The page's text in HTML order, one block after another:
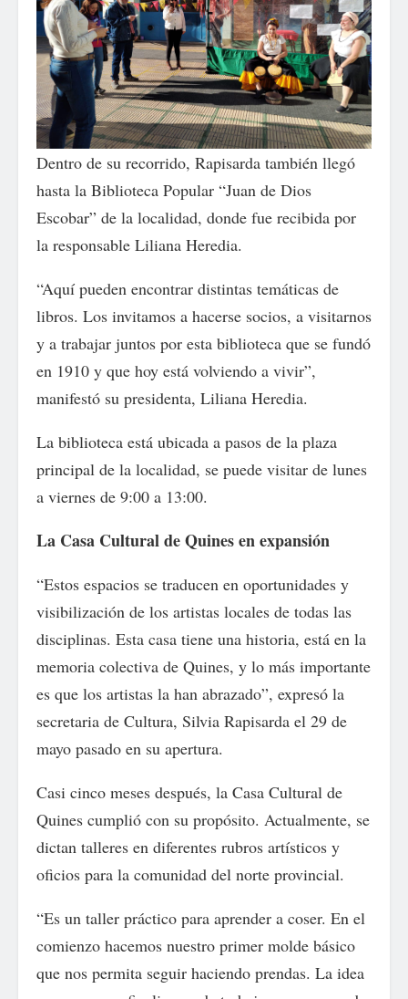
Dentro de su recorrido, Rapisarda también llegó
hasta la Biblioteca Popular “Juan de Dios
Escobar” de la localidad, donde fue recibida por
la responsable Liliana Heredia.
“Aquí pueden encontrar distintas temáticas de
libros. Los invitamos a hacerse socios, a visitarnos
y a trabajar juntos por esta biblioteca que se fundó
en 1910 y que hoy está volviendo a vivir”,
manifestó su presidenta, Liliana Heredia.
La biblioteca está ubicada a pasos de la plaza
principal de la localidad, se puede visitar de lunes
a viernes de 9:00 a 13:00.
La Casa Cultural de Quines en expansión
“Estos espacios se traducen en oportunidades y
visibilización de los artistas locales de todas las
disciplinas. Esta casa tiene una historia, está en la
memoria colectiva de Quines, y lo más importante
es que los artistas la han abrazado”, expresó la
secretaria de Cultura, Silvia Rapisarda el 29 de
mayo pasado en su apertura.
Casi cinco meses después, la Casa Cultural de
Quines cumplió con su propósito. Actualmente, se
dictan talleres en diferentes rubros artísticos y
oficios para la comunidad del norte provincial.
“Es un taller práctico para aprender a coser. En el
comienzo hacemos nuestro primer molde básico
que nos permita seguir haciendo prendas. La idea